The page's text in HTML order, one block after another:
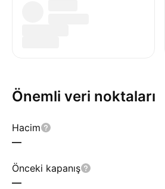
Önemli veri noktaları
Hacim
—
Önceki kapanış
—